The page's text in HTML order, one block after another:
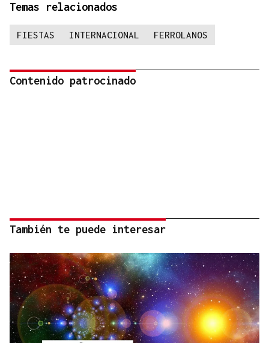
Temas relacionados
FIESTAS INTERNACIONAL FERROLANOS
Contenido patrocinado
También te puede interesar